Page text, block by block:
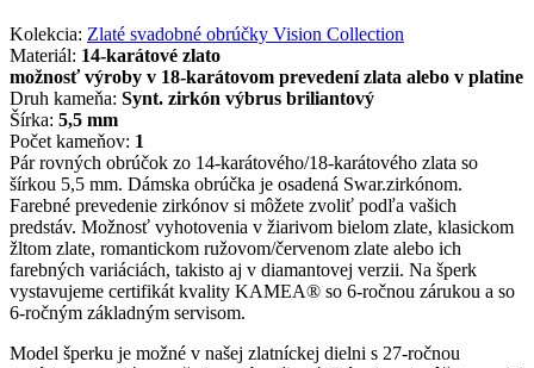
Kolekcia: Zlaté svadobné obrúčky Vision Collection
Materiál: 14-karátové zlato
možnosť výroby v 18-karátovom prevedení zlata alebo v platine
Druh kameňa: Synt. zirkón výbrus briliantový
Šírka: 5,5 mm
Počet kameňov: 1
Pár rovných obrúčok zo 14-karátového/18-karátového zlata so
šírkou 5,5 mm. Dámska obrúčka je osadená Swar.zirkónom.
Farebné prevedenie zirkónov si môžete zvoliť podľa vašich
predstáv. Možnosť vyhotovenia v žiarivom bielom zlate, klasickom
žltom zlate, romantickom ružovom/červenom zlate alebo ich
farebných variáciách, takisto aj v diamantovej verzii. Na šperk
vystavujeme certifikát kvality KAMEA® so 6-ročnou zárukou a so
6-ročným základným servisom.
Model šperku je možné v našej zlatníckej dielni s 27-ročnou